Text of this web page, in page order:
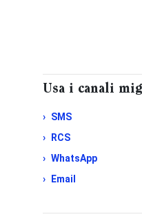
Usa i canali
SMS
RCS
WhatsApp
Email